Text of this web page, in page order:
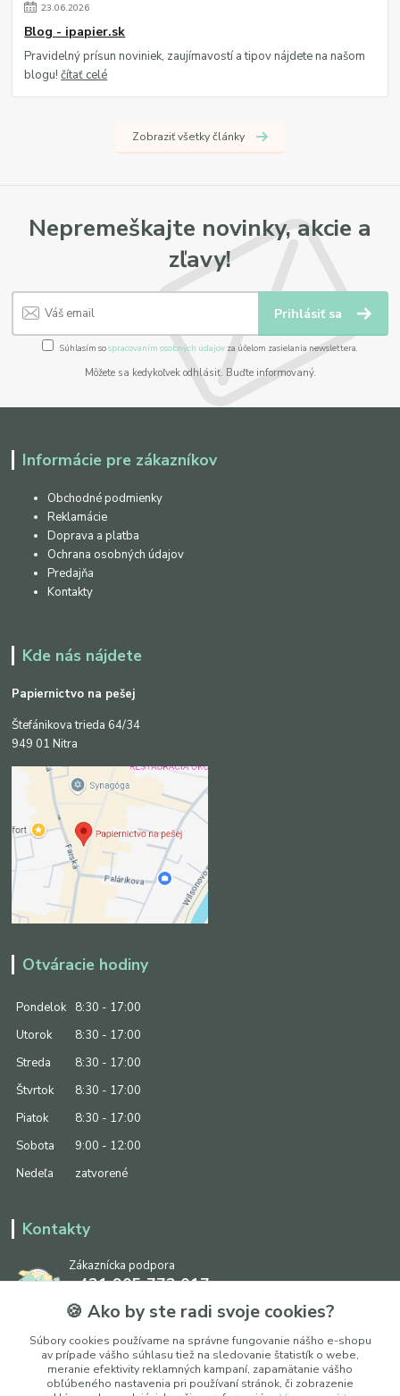
23.06.2026
Blog - ipapier.sk
Pravidelný prísun noviniek, zaujímavostí a tipov nájdete na našom
blogu!čítať celé
Zobraziť všetky články
Nepremeškajte novinky, akcie a
zľavy!
Prihlásiť sa
Súhlasím sospracovaním osobných údajov za účelom zasielania newslettera.
Môžete sa kedykoľvek odhlásiť. Buďte informovaný.
Informácie pre zákazníkov
Obchodné podmienky
Reklamácie
Doprava a platba
Ochrana osobných údajov
Predajňa
Kontakty
Kde nás nájdete
Papiernictvo na pešej
Štefánikova trieda 64/34
949 01 Nitra
Otváracie hodiny
Pondelok
8:30 - 17:00
Utorok
8:30 - 17:00
Streda
8:30 - 17:00
Štvrtok
8:30 - 17:00
Piatok
8:30 - 17:00
Sobota
9:00 - 12:00
Nedeľa
zatvorené
Kontakty
Zákaznícka podpora
+421 905 773 017
(Po-Pia, 8:30 - 17:00, So: 9:00 - 12:00)
info@ipapier.sk
🍪 Ako by ste radi svoje cookies?
Súbory cookies používame na správne fungovanie nášho e-shopu
av prípade vášho súhlasu tiež na sledovanie štatistík o webe,
meranie efektivity reklamných kampaní, zapamätanie vášho
obľúbeného nastavenia pri používaní stránok, či zobrazenie